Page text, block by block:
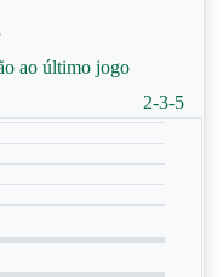
ao último jogo
2-3-5